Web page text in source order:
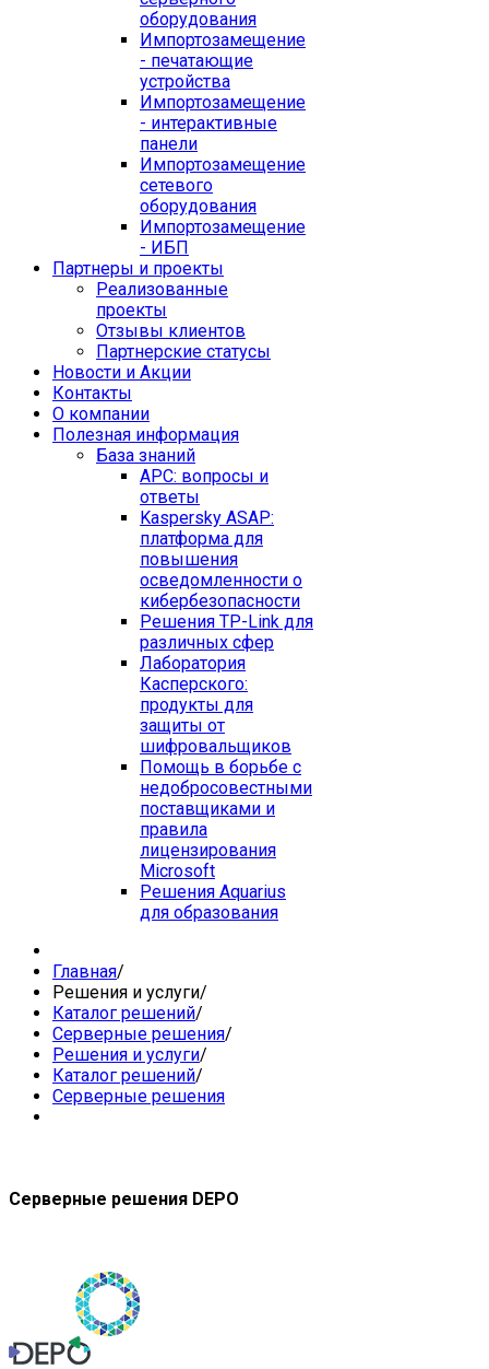
оборудования
Импортозамещение
- печатающие
устройства
Импортозамещение
- интерактивные
панели
Импортозамещение
сетевого
оборудования
Импортозамещение
- ИБП
Партнеры и проекты
Реализованные
проекты
Отзывы клиентов
Партнерские статусы
Новости и Акции
Контакты
O компании
Полезная информация
База знаний
APC: вопросы и
ответы
Kaspersky ASAP:
платформа для
повышения
осведомленности о
кибербезопасности
Решения TP-Link для
различных сфер
Лаборатория
Касперского:
продукты для
защиты от
шифровальщиков
Помощь в борьбе с
недобросовестными
поставщиками и
правила
лицензирования
Microsoft
Решения Aquarius
для образования
Главная/
Решения и услуги/
Каталог решений/
Серверные решения/
Решения и услуги/
Каталог решений/
Серверные решения
Серверные решения DEPO